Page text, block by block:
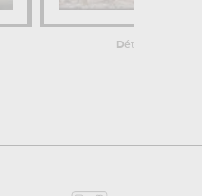
Détail de